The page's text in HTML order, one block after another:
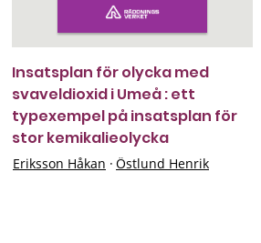
Insatsplan för olycka med
svaveldioxid i Umeå : ett
typexempel på insatsplan för
stor kemikalieolycka
Eriksson Håkan · Östlund Henrik